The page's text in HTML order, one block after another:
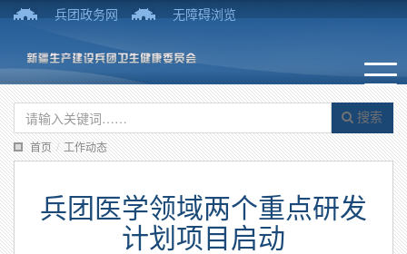
兵团政务网 无障碍浏览
搜索
首页 / 工作动态
兵团医学领域两个重点研发
计划项目启动